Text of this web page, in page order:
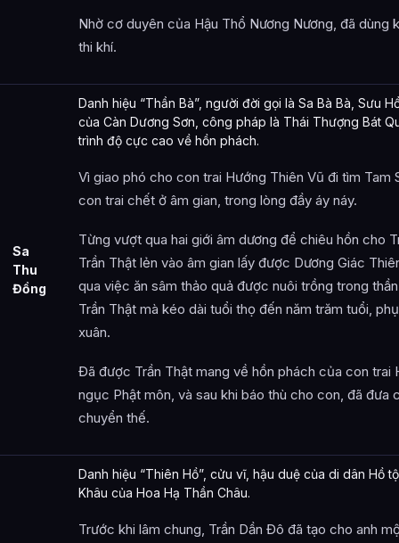
Nhờ cơ duyên của Hậu Thổ Nương Nương, đã dùng
thi khí.
Sa
Thu
Đồng
Danh hiệu “Thần Bà”, người đời gọi là Sa Bà Bà, Sưu
của Càn Dương Sơn, công pháp là Thái Thượng Bát
trình độ cực cao về hồn phách.
Vì giao phó cho con trai Hướng Thiên Vũ đi tìm Tam
con trai chết ở âm gian, trong lòng đầy áy náy.
Từng vượt qua hai giới âm dương để chiêu hồn cho
Trần Thật lẻn vào âm gian lấy được Dương Giác
qua việc ăn sâm thảo quả được nuôi trồng trong
Trần Thật mà kéo dài tuổi thọ đến năm trăm tuổi,
xuân.
Đã được Trần Thật mang về hồn phách của con trai
ngục Phật môn, và sau khi báo thù cho con, đã đưa
chuyển thế.
Danh hiệu “Thiên Hồ”, cửu vĩ, hậu duệ của di dân Hồ
Khâu của Hoa Hạ Thần Châu.
Trước khi lâm chung, Trần Dần Đô đã tạo cho anh